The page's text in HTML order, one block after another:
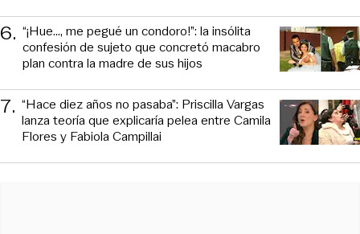
6. “¡Hue..., me pegué un condoro!”: la insólita
confesión de sujeto que concretó macabro
plan contra la madre de sus hijos
7. “Hace diez años no pasaba”: Priscilla Vargas
lanza teoría que explicaría pelea entre Camila
Flores y Fabiola Campillai